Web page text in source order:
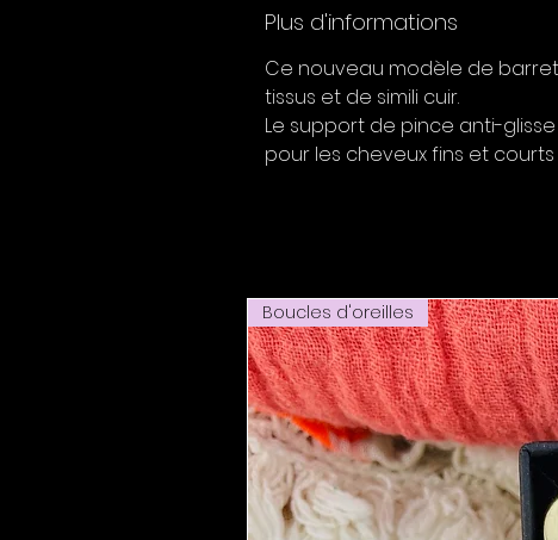
Plus d'informations
Ce nouveau modèle de
tissus et de simili cuir.
Le support de pince anti-
pour les cheveux fins et
Boucles d'oreilles